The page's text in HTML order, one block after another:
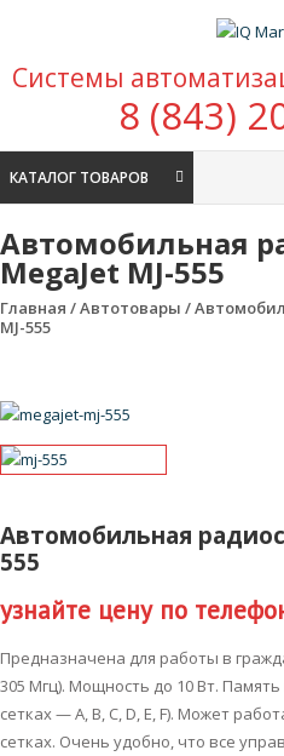
Системы
8 (843)
КАТАЛОГ ТОВАРОВ
Автомобильная
MegaJet MJ-555
Главная /Автотовары /
MJ-555
Автомобильная
555
узнайте цену по
Предназначена для работы в
305 Мгц). Мощность до 10 Вт.
сетках — A, B, С, D, E, F). Может
сетках. Очень удобно, что все